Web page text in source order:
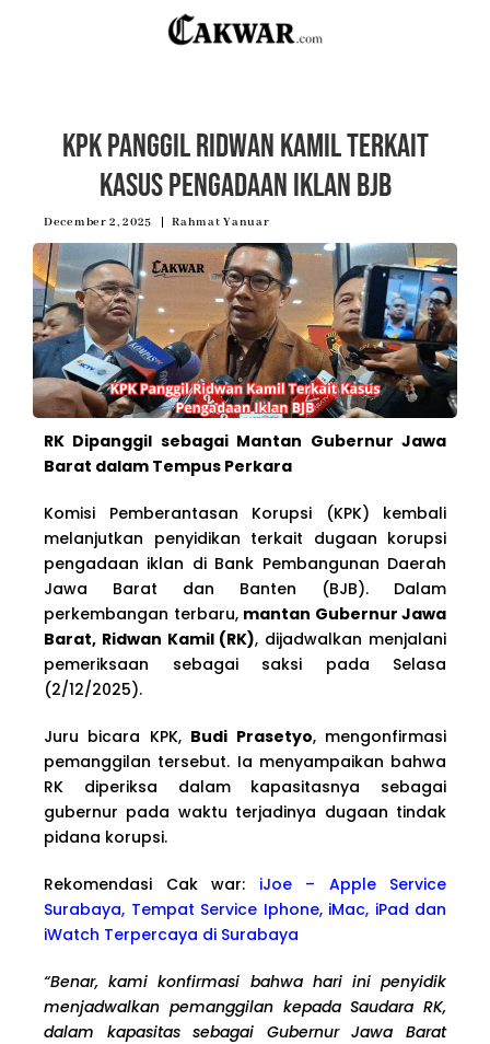
KPK Panggil Ridwan Kamil Terkait
Kasus Pengadaan Iklan BJB
December 2, 2025 Rahmat Yanuar
RK Dipanggil sebagai Mantan Gubernur Jawa
Barat dalam Tempus Perkara
Komisi Pemberantasan Korupsi (KPK) kembali
melanjutkan penyidikan terkait dugaan korupsi
pengadaan iklan di Bank Pembangunan Daerah
Jawa Barat dan Banten (BJB). Dalam
perkembangan terbaru, mantan Gubernur Jawa
Barat, Ridwan Kamil (RK), dijadwalkan menjalani
pemeriksaan sebagai saksi pada Selasa
(2/12/2025).
Juru bicara KPK, Budi Prasetyo, mengonfirmasi
pemanggilan tersebut. Ia menyampaikan bahwa
RK diperiksa dalam kapasitasnya sebagai
gubernur pada waktu terjadinya dugaan tindak
pidana korupsi.
Rekomendasi Cak war: iJoe – Apple Service
Surabaya, Tempat Service Iphone, iMac, iPad dan
iWatch Terpercaya di Surabaya
“Benar, kami konfirmasi bahwa hari ini penyidik
menjadwalkan pemanggilan kepada Saudara RK,
dalam kapasitas sebagai Gubernur Jawa Barat